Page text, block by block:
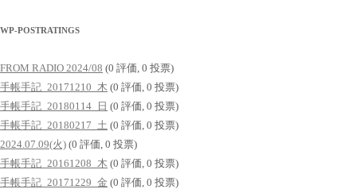
WP-POSTRATINGS
FROM RADIO 2024/08 (0 評価, 0 投票)
手帳手記_20171210_木 (0 評価, 0 投票)
手帳手記_20180114_日 (0 評価, 0 投票)
手帳手記_20180217_土 (0 評価, 0 投票)
2024.07.09(火) (0 評価, 0 投票)
手帳手記_20161208_木 (0 評価, 0 投票)
手帳手記_20171229_金 (0 評価, 0 投票)